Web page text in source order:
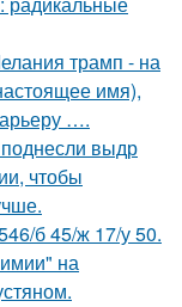
трамп - на
имя),
….
поднесли выдр
чтобы
б 45/ж 17/у 50.
на